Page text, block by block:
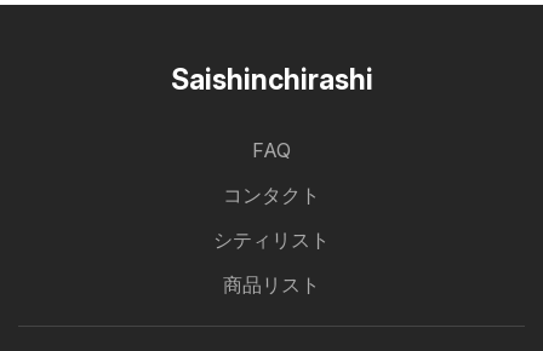
Saishinchirashi
FAQ
コンタクト
シティリスト
商品リスト